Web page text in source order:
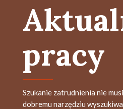
pracy
Szukanie zatrudnienia nie
dobremu narzędziu